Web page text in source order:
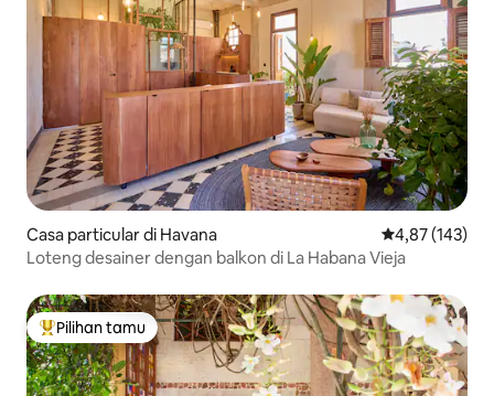
Casa particular di Havana Nilai rata-rata
4,87 (143)
Loteng desainer dengan balkon di La Habana Vieja
Pilihan tamu terpopuler
Pilihan tamu